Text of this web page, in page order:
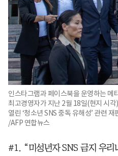
인스타그램과 페이스북을 운영하는 메
최고경영자가 지난 2월 18일(현지 시
열린 ‘청소년 SNS 중독 유해성’ 관련
/AFP 연합뉴스
#1. “미성년자 SNS 금지 우리